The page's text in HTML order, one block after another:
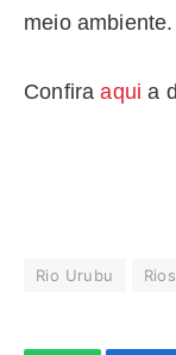
meio ambiente.
Confiraaquia
Rio Urubu